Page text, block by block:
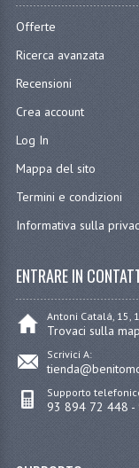
Offerte
Ricerca avanzata
Recensioni
Crea account
Log In
Mappa del sito
Termini e condizioni
Informativa sulla
ENTRARE IN
Antoni Catalá, 15,
Trovaci sulla
Scrivici A:
Supporto
93 894 72 448